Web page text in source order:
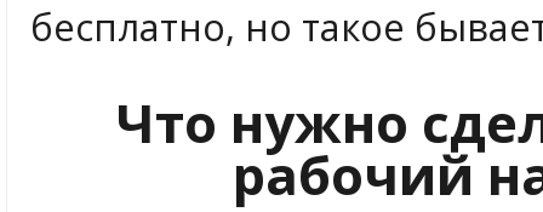
бесплатно, но такое
Что нужно
рабочий